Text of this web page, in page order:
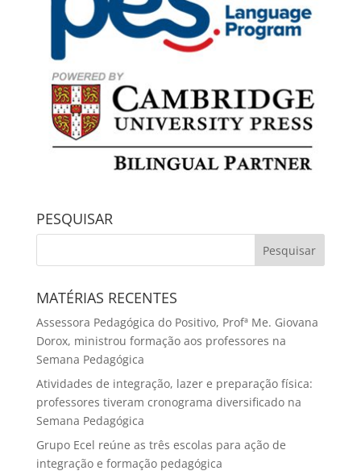
PESQUISAR
MATÉRIAS RECENTES
Assessora Pedagógica do Positivo, Profª Me. Giovana
Dorox, ministrou formação aos professores na
Semana Pedagógica
Atividades de integração, lazer e preparação física:
professores tiveram cronograma diversificado na
Semana Pedagógica
Grupo Ecel reúne as três escolas para ação de
integração e formação pedagógica